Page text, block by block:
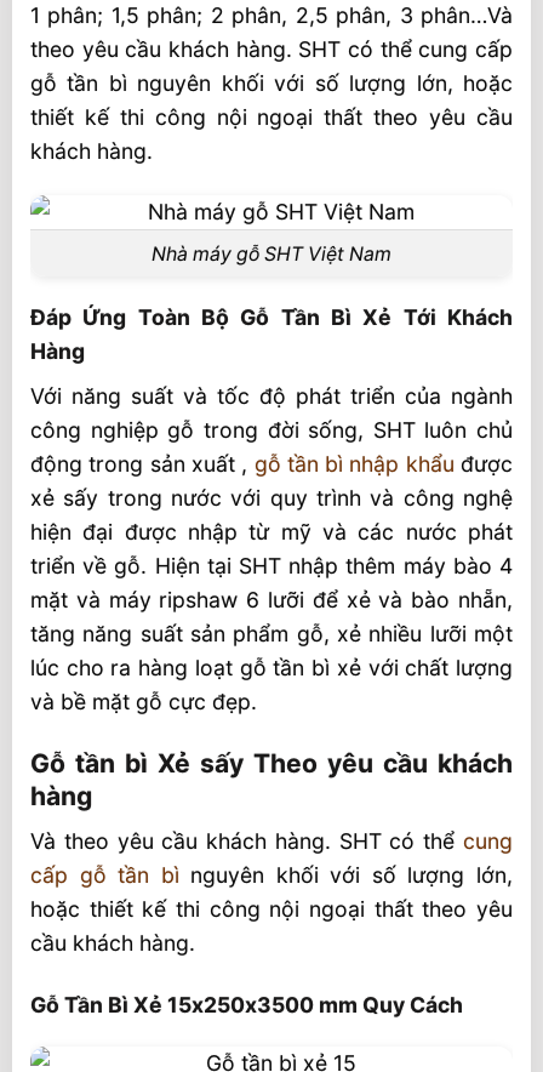
Gỗ Tần Bì Xẻ 15x250x3500 mm Quy Cách
Video Gỗ Tần Bì
1 phân; 1,5 phân; 2 phân, 2,5 phân, 3 phân…Và
theo yêu cầu khách hàng. SHT có thể cung cấp
gỗ tần bì nguyên khối với số lượng lớn, hoặc
thiết kế thi công nội ngoại thất theo yêu cầu
khách hàng.
Nhà máy gỗ SHT Việt Nam
Đáp Ứng Toàn Bộ Gỗ Tần Bì Xẻ Tới Khách
Hàng
Với năng suất và tốc độ phát triển của ngành
công nghiệp gỗ trong đời sống, SHT luôn chủ
động trong sản xuất , gỗ tần bì nhập khẩu được
xẻ sấy trong nước với quy trình và công nghệ
hiện đại được nhập từ mỹ và các nước phát
triển về gỗ. Hiện tại SHT nhập thêm máy bào 4
mặt và máy ripshaw 6 lưỡi để xẻ và bào nhẵn,
tăng năng suất sản phẩm gỗ, xẻ nhiều lưỡi một
lúc cho ra hàng loạt gỗ tần bì xẻ với chất lượng
và bề mặt gỗ cực đẹp.
Gỗ tần bì Xẻ sấy Theo yêu cầu khách
hàng
Và theo yêu cầu khách hàng. SHT có thể cung
cấp gỗ tần bì nguyên khối với số lượng lớn,
hoặc thiết kế thi công nội ngoại thất theo yêu
cầu khách hàng.
Gỗ Tần Bì Xẻ 15x250x3500 mm Quy Cách